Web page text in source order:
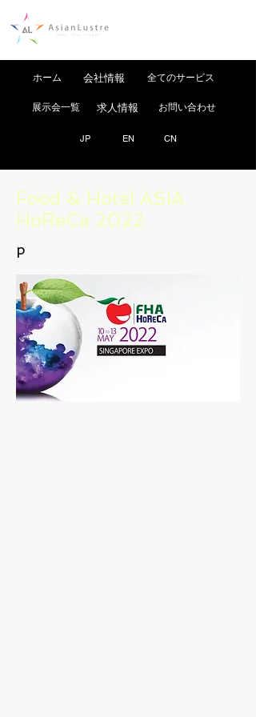
ホーム 会社情報
展示会一覧 求人情報
JP EN
全てのサービス
お問い合わせ
CN
Food & Hotel ASIA
HoReCa 2022
p